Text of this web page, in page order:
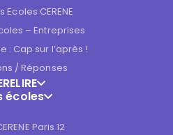
Ecoles CERENE
– Entreprises
: Cap sur l’après !
/ Réponses
écoles
Paris 12